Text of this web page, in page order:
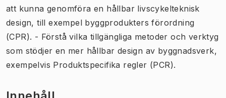
att kunna genomföra en hållbar livscykelteknisk
design, till exempel byggprodukters förordning
(CPR). - Förstå vilka tillgängliga metoder och verktyg
som stödjer en mer hållbar design av byggnadsverk,
exempelvis Produktspecifika regler (PCR).